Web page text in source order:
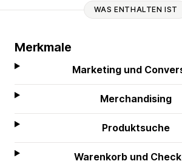
WAS ENTHALTEN IST
Merkmale
Marketing und
Merchandising
Produktsuche
Warenkorb und